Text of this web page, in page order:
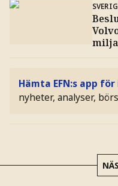
Hämta EFN:s app
nyheter, analyser,